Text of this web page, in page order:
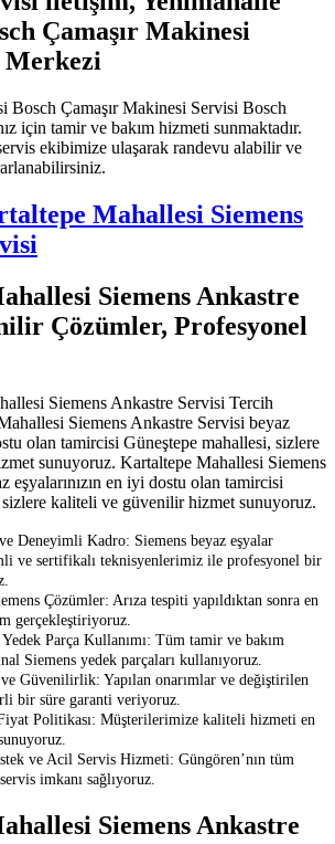
Çamaşır Makinesi
Merkezi
Bosch Çamaşır Makinesi Servisi Bosch
için tamir ve bakım hizmeti sunmaktadır.
ekibimize ulaşarak randevu alabilir ve
Mahallesi Siemens
Siemens Ankastre
Çözümler, Profesyonel
Siemens Ankastre Servisi Tercih
Siemens Ankastre Servisi beyaz
olan tamircisi Güneştepe mahallesi, sizlere
sunuyoruz. Kartaltepe Mahallesi Siemens
eşyalarınızın en iyi dostu olan tamircisi
kaliteli ve güvenilir hizmet sunuyoruz.
Deneyimli Kadro: Siemens beyaz eşyalar
ve sertifikalı teknisyenlerimiz ile profesyonel bir
Çözümler: Arıza tespiti yapıldıktan sonra en
gerçekleştiriyoruz.
Parça Kullanımı: Tüm tamir ve bakım
Siemens yedek parçaları kullanıyoruz.
Güvenilirlik: Yapılan onarımlar ve değiştirilen
bir süre garanti veriyoruz.
Politikası: Müşterilerimize kaliteli hizmeti en
ve Acil Servis Hizmeti: Güngören’nın tüm
imkanı sağlıyoruz.
Siemens Ankastre